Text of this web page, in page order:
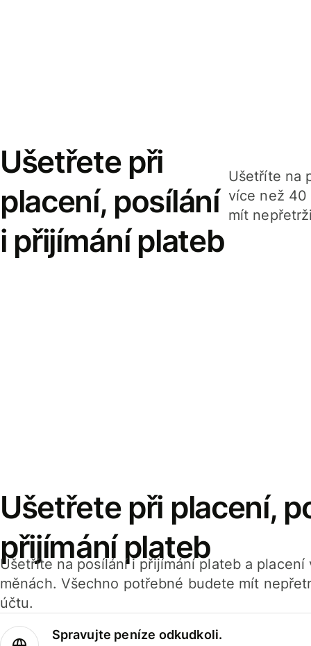
Ušetřete při
placení, posílání
i přijímání plateb
Ušetříte na
více než 40
mít
Ušetřete při placení,
přijímání plateb
Ušetříte na posílání i přijímání plateb a
měnách. Všechno potřebné budete mít
účtu.
Spravujte peníze odkudkoli.